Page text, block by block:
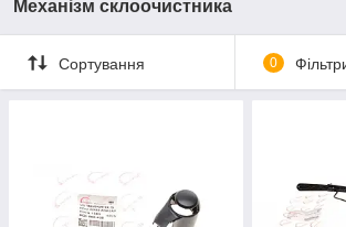
Механізм склоочистника
Сортування 0